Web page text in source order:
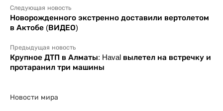
Следующая новость
Новорожденного экстренно доставили вертолетом
в Актобе (ВИДЕО)
Предыдущая новость
Крупное ДТП в Алматы: Haval вылетел на встречку и
протаранил три машины
Новости мира